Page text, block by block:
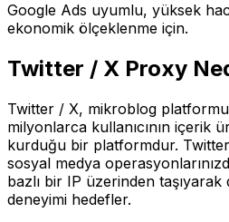
Google Ads uyumlu, yüksek
ekonomik ölçeklenme için.
Twitter / X Proxy
Twitter / X, mikroblog
milyonlarca kullanıcının içerik
kurduğu bir platformdur.
sosyal medya
bazlı bir IP üzerinden
deneyimi hedefler.